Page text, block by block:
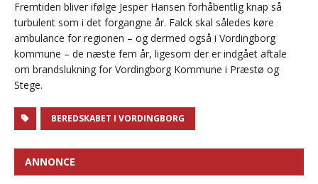
Fremtiden bliver ifølge Jesper Hansen forhåbentlig knap så
turbulent som i det forgangne år. Falck skal således køre
ambulance for regionen – og dermed også i Vordingborg
kommune – de næste fem år, ligesom der er indgået aftale
om brandslukning for Vordingborg Kommune i Præstø og
Stege.
BEREDSKABET I VORDINGBORG
ANNONCE